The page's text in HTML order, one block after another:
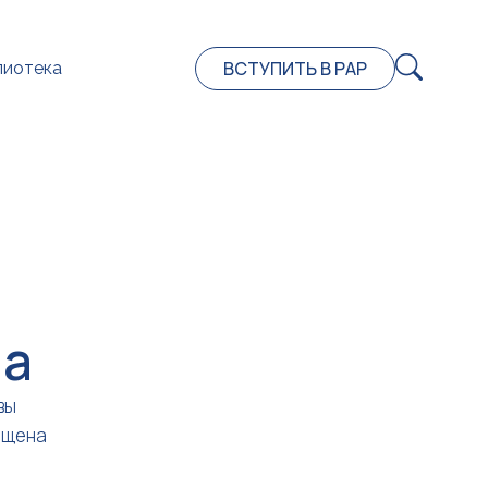
ВСТУПИТЬ В РАР